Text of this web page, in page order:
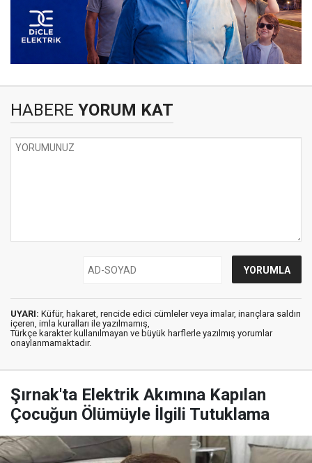
HABERE YORUM KAT
UYARI: Küfür, hakaret, rencide edici cümleler veya imalar, inançlara saldırı
içeren, imla kuralları ile yazılmamış,
Türkçe karakter kullanılmayan ve büyük harflerle yazılmış yorumlar
onaylanmamaktadır.
Şırnak'ta Elektrik Akımına Kapılan
Çocuğun Ölümüyle İlgili Tutuklama